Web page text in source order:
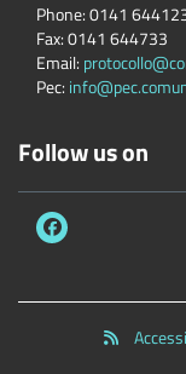
Phone:0141
Fax:0141 644733
Email:
Pec:
Follow us on